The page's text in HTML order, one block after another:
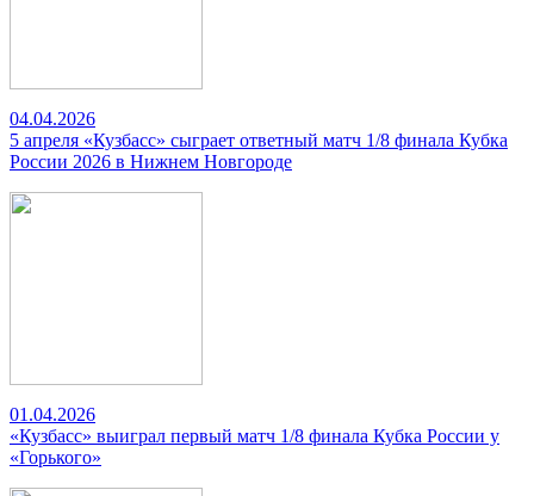
04.04.2026
5 апреля «Кузбасс» сыграет ответный матч 1/8 финала Кубка
России 2026 в Нижнем Новгороде
01.04.2026
«Кузбасс» выиграл первый матч 1/8 финала Кубка России у
«Горького»